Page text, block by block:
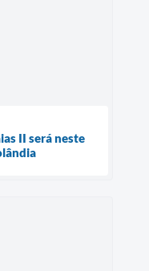
II será neste